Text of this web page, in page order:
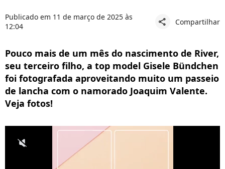
Publicado em 11 de março de 2025 às
12:04
share Compartilhar
Pouco mais de um mês do nascimento de River,
seu terceiro filho, a top model Gisele Bündchen
foi fotografada aproveitando muito um passeio
de lancha com o namorado Joaquim Valente.
Veja fotos!